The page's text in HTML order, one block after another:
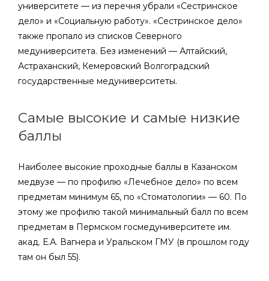
университете — из перечня убрали «Сестринское
дело» и «Социальную работу». «Сестринское дело»
также пропало из списков Северного
медуниверситета. Без изменений — Алтайский,
Астраханский, Кемеровский Волгоградский
государственные медуниверситеты.
Самые высокие и самые низкие
баллы
Наиболее высокие проходные баллы в Казанском
медвузе — по профилю «Лечебное дело» по всем
предметам минимум 65, по «Стоматологии» — 60. По
этому же профилю такой минимальный балл по всем
предметам в Пермском госмедуниверситете им.
акад. Е.А. Вагнера и Уральском ГМУ (в прошлом году
там он был 55).